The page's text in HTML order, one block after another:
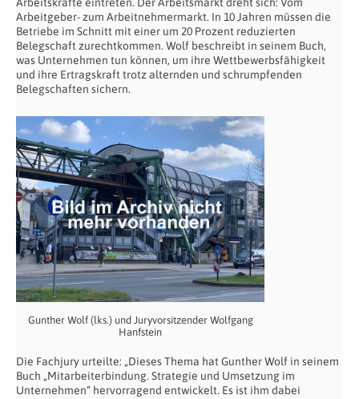
Arbeitgeber- zum Arbeitnehmermarkt. In 10 Jahren müssen die
Betriebe im Schnitt mit einer um 20 Prozent reduzierten
Belegschaft zurechtkommen. Wolf beschreibt in seinem Buch,
was Unternehmen tun können, um ihre Wettbewerbsfähigkeit
und ihre Ertragskraft trotz alternden und schrumpfenden
Belegschaften sichern.
Gunther Wolf (lks.) und Juryvorsitzender Wolfgang
Hanfstein
Die Fachjury urteilte: „Dieses Thema hat Gunther Wolf in seinem
Buch „Mitarbeiterbindung. Strategie und Umsetzung im
Unternehmen“ hervorragend entwickelt. Es ist ihm dabei